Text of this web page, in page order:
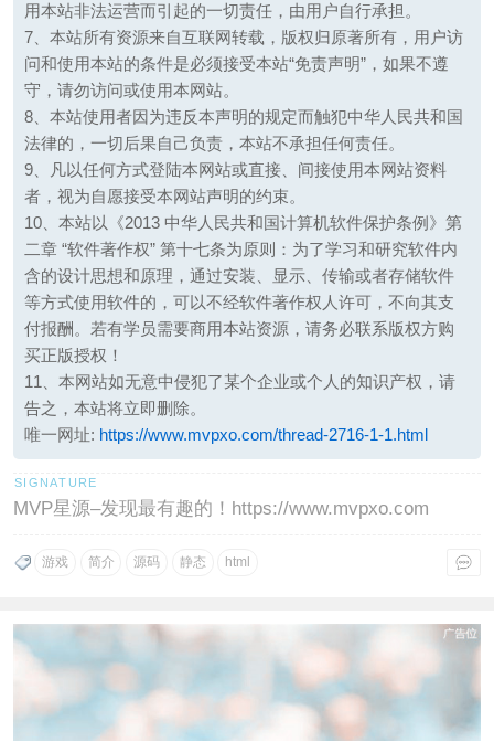
用本站非法运营而引起的一切责任，由用户自行承担。
7、本站所有资源来自互联网转载，版权归原著所有，用户访
问和使用本站的条件是必须接受本站“免责声明”，如果不遵
守，请勿访问或使用本网站。
8、本站使用者因为违反本声明的规定而触犯中华人民共和国
法律的，一切后果自己负责，本站不承担任何责任。
9、凡以任何方式登陆本网站或直接、间接使用本网站资料
者，视为自愿接受本网站声明的约束。
10、本站以《2013 中华人民共和国计算机软件保护条例》第
二章 “软件著作权” 第十七条为原则：为了学习和研究软件内
含的设计思想和原理，通过安装、显示、传输或者存储软件
等方式使用软件的，可以不经软件著作权人许可，不向其支
付报酬。若有学员需要商用本站资源，请务必联系版权方购
买正版授权！
11、本网站如无意中侵犯了某个企业或个人的知识产权，请
告之，本站将立即删除。
唯一网址: https://www.mvpxo.com/thread-2716-1-1.html
MVP星源–发现最有趣的！https://www.mvpxo.com
游戏 简介 源码 静态 html